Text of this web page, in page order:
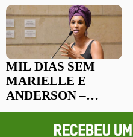
MIL DIAS SEM
MARIELLE E
ANDERSON –
QUEM MANDOU
MATAR?